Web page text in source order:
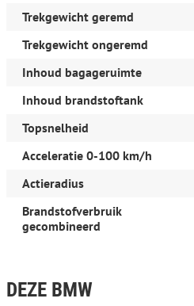
Hoofdsteunen voor en achter
Lederen/stof bekleding
Sportstoelen
Sportstoelen voor
Stuur leder
Stuurbekrachtiging
Voorstoelen in hoogte verstelbaar
Veiligheid
Alarm klasse 1(startblokkering)
Gordelspanners
Anti doorSlip Regeling
Bestuurdersairbag
Trekgewicht geremd
Trekgewicht ongeremd
Inhoud bagageruimte
Inhoud brandstoftank
Topsnelheid
Acceleratie 0-100 km/h
Actieradius
Brandstofverbruik
gecombineerd
DEZE BMW